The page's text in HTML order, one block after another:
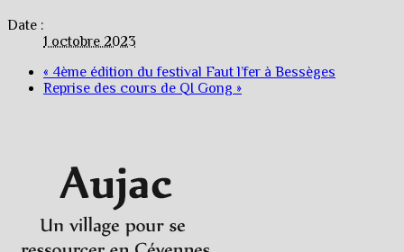
Date :
1 octobre 2023
« 4ème édition du festival Faut l’fer à Bessèges
Reprise des cours de QI Gong »